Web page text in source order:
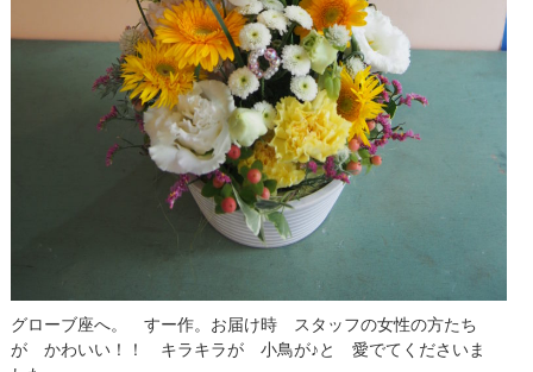
グローブ座へ。 すー作。お届け時 スタッフの女性の方たち
が かわいい！！ キラキラが 小鳥が♪と 愛でてくださいま